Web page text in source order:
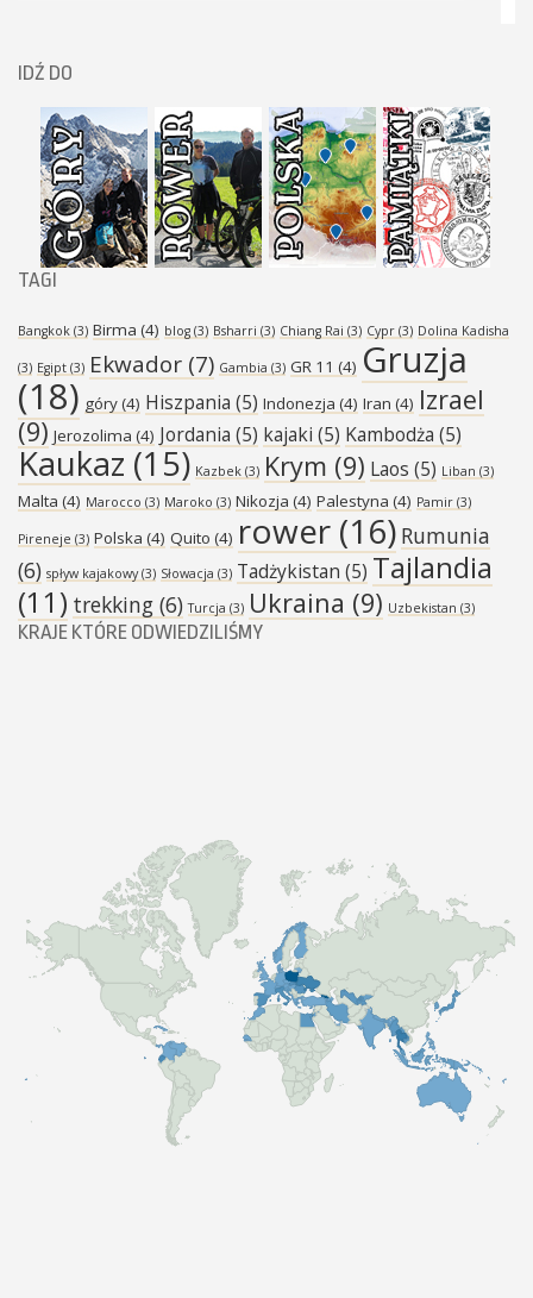
IDŹ DO
TAGI
Bangkok (3) Birma (4) blog (3) Bsharri (3) Chiang Rai (3) Cypr (3) Dolina Kadisha
(3) Egipt (3) Ekwador (7) Gambia (3) GR 11 (4) Gruzja
(18) góry(4) Hiszpania (5) Indonezja (4) Iran (4) Izrael
(9) Jerozolima (4) Jordania (5) kajaki (5) Kambodża (5)
Kaukaz (15) Kazbek (3) Krym (9) Laos (5) Liban (3)
Malta (4) Marocco (3) Maroko (3) Nikozja (4) Palestyna (4) Pamir (3)
Pireneje (3) Polska (4) Quito (4) rower (16) Rumunia
(6) spływ kajakowy(3) Słowacja (3) Tadżykistan (5) Tajlandia
(11) trekking (6) Turcja (3) Ukraina (9) Uzbekistan (3)
KRAJE KTÓRE ODWIEDZILIŚMY